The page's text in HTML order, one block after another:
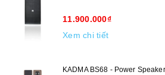
11.900.000₫
Xem chi tiết
KADMA BS68 - Power